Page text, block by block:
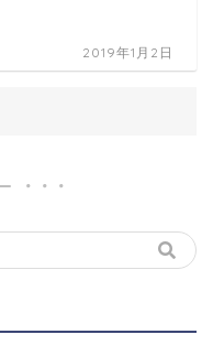
2019年1月2日